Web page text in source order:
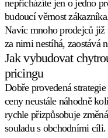
z
nejrychleji
rostoucích
evropských
marketplaces.
Bol.com
Vyšplhejte
se
ve
hvězdičkovém
hodnocení
nepřicházíte jen o jedno
budoucí věrnost
Navíc mnoho prodejců
za nimi nestíhá, zaostává
Jak vybudovat
pricingu
Dobře provedená
ceny neustále náhodně
rychle přizpůsobuje
souladu s obchodními cíli.